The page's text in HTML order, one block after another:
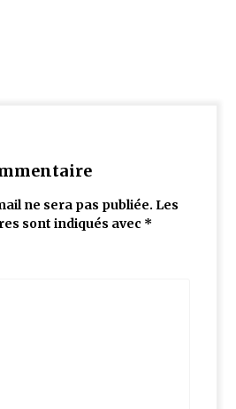
ne sera pas publiée. Les
sont indiqués avec *